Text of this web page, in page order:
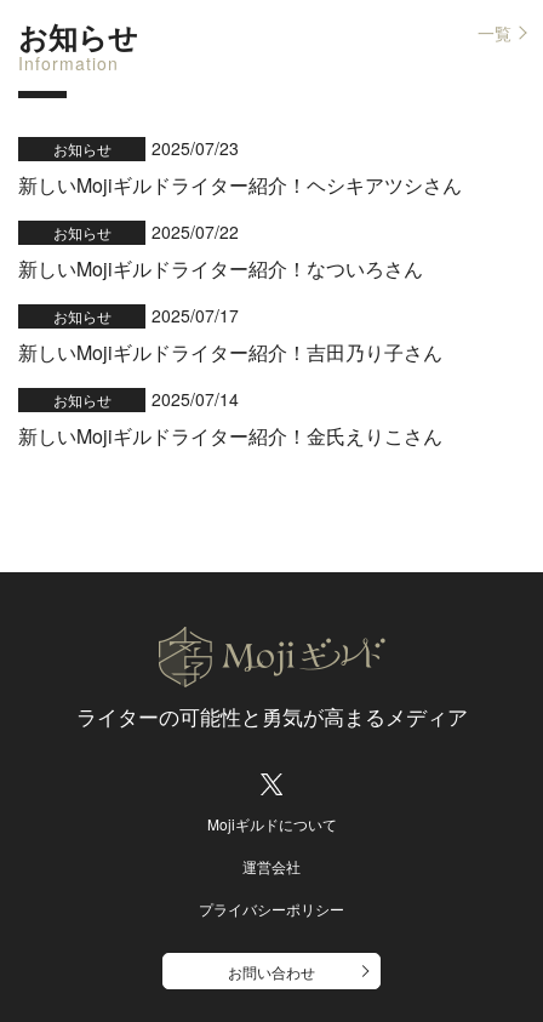
お知らせ
Information
一覧
お知らせ 2025/07/23
新しいMojiギルドライター紹介！ヘシキアツシさん
お知らせ 2025/07/22
新しいMojiギルドライター紹介！なついろさん
お知らせ 2025/07/17
新しいMojiギルドライター紹介！吉田乃り子さん
お知らせ 2025/07/14
新しいMojiギルドライター紹介！金氏えりこさん
ライターの可能性と 勇気が高まるメディア
Mojiギルドについて
運営会社
プライバシーポリシー
お問い合わせ